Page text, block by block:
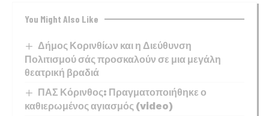
You Might Also Like
Δήμος Κορινθίων και η Διεύθυνση
Πολιτισμού σάς προσκαλούν σε μια μεγάλη
θεατρική βραδιά
ΠΑΣ Κόρινθος: Πραγματοποιήθηκε ο
καθιερωμένος αγιασμός (video)